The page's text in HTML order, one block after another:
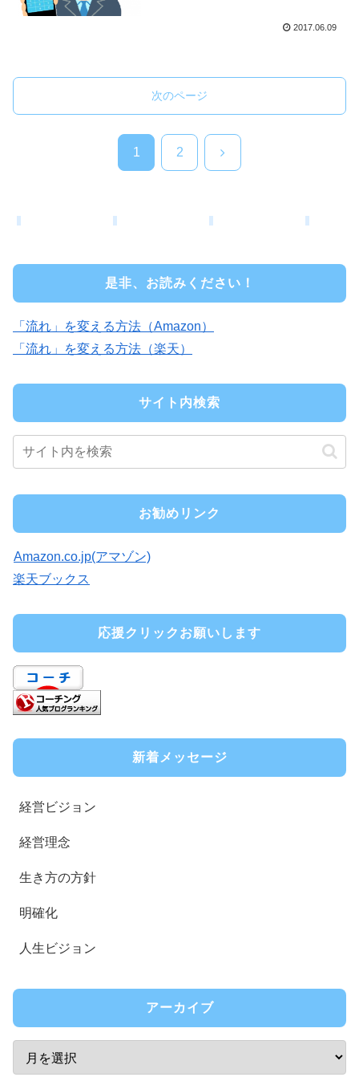
2017.06.09
次のページ
1 2 次
是非、お読みください！
「流れ」を変える方法（Amazon）
「流れ」を変える方法（楽天）
サイト内検索
お勧めリンク
Amazon.co.jp(アマゾン)
楽天ブックス
応援クリックお願いします
新着メッセージ
経営ビジョン
経営理念
生き方の方針
明確化
人生ビジョン
アーカイブ